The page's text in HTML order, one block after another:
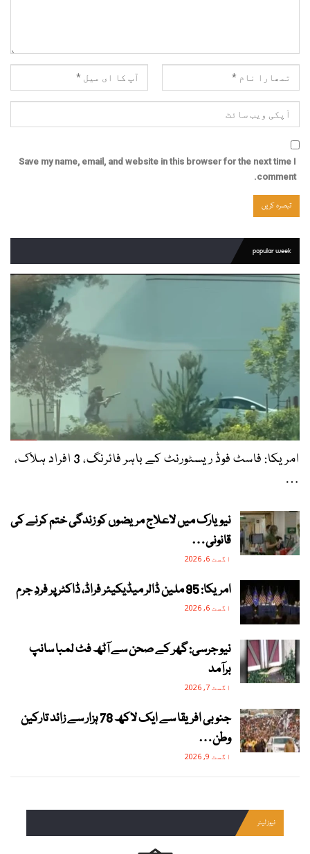
Save my name, email, and website in this browser for the next time I
comment.
popular week
امریکا: فاسٹ فوڈ ریسٹورنٹ کے باہر فائرنگ، 3 افراد ہلاک،
…
نیویارک میں لاعلاج مریضوں کو زندگی ختم کرنے کی
قانونی…
اگست 6, 2026
امریکا: 95 ملین ڈالر میڈیکیئر فراڈ، ڈاکٹر پر فردِ جرم
اگست 6, 2026
نیو جرسی: گھر کے صحن سے آٹھ فٹ لمبا سانپ
برآمد
اگست 7, 2026
جنوبی افریقا سے ایک لاکھ 78 ہزار سے زائد تارکین
وطن…
اگست 9, 2026
نیوز لیٹر